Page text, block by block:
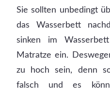
Sie sollten unbedingt
das Wasserbett
sinken im
Matratze ein.
zu hoch sein, denn
falsch und es